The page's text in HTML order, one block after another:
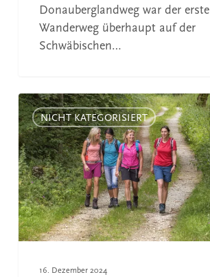
Donauberglandweg war der erste
Wanderweg überhaupt auf der
Schwäbischen…
Der
Donauberglandweg
als
Leading
Quality
Trail
NICHT KATEGORISIERT
16. Dezember 2024